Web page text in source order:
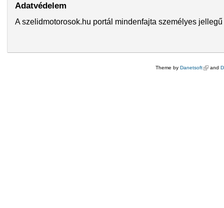
Adatvédelem
A szelidmotorosok.hu portál mindenfajta személyes
Theme by Danetsoft(külső
and